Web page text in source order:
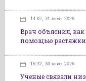
14:07, 31 июля 2026
Врач объяснил, как
помощью растяжки
16:37, 30 июля 2026
Ученые связали